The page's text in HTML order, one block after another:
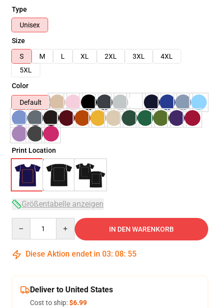
Type
Unisex
Size
S
M L XL 2XL 3XL
4XL
5XL
Color
Default
Print Location
Größentabelle anzeigen
IN DEN WARENKORB
Diese Aktion endet in 03: 08: 54
Deliver to United States
Cost to ship:$6.99